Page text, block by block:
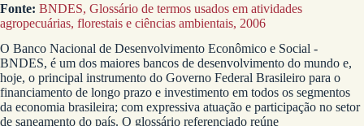
Fonte: BNDES, Glossário de termos usados em atividades
agropecuárias, florestais e ciências ambientais, 2006
O Banco Nacional de Desenvolvimento Econômico e Social -
BNDES, é um dos maiores bancos de desenvolvimento do mundo e,
hoje, o principal instrumento do Governo Federal Brasileiro para o
financiamento de longo prazo e investimento em todos os segmentos
da economia brasileira; com expressiva atuação e participação no setor
de saneamento do país. O glossário referenciado reúne